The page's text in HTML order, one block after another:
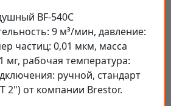
BF-540C
9 м³/мин, давление:
частиц: 0,01 мкм, масса
мг, рабочая температура:
ручной, стандарт
2") от компании Brestor.